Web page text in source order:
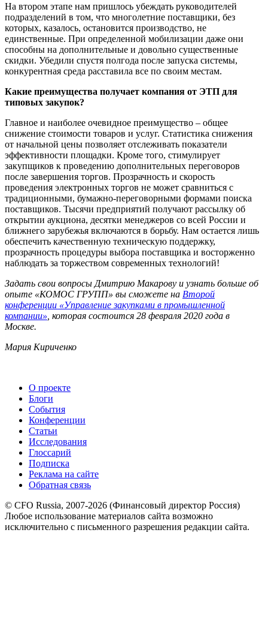
На втором этапе нам пришлось убеждать руководителей
подразделений в том, что многолетние поставщики, без
которых, казалось, остановится производство, не
единственные. При определенной мобилизации даже они
способны на дополнительные и довольно существенные
скидки. Убедили спустя полгода после запуска системы,
конкурентная среда расставила все по своим местам.
Какие преимущества получает компания от ЭТП для
типовых закупок?
Главное и наиболее очевидное преимущество – общее
снижение стоимости товаров и услуг. Статистика снижения
от начальной цены позволяет отслеживать показатели
эффективности площадки. Кроме того, стимулирует
закупщиков к проведению дополнительных переговоров
после завершения торгов. Прозрачность и скорость
проведения электронных торгов не может сравниться с
традиционными, бумажно-переговорными формами поиска
поставщиков. Тысячи предприятий получают рассылку об
открытии аукциона, десятки менеджеров со всей России и
ближнего зарубежья включаются в борьбу. Нам остается лишь
обеспечить качественную техническую поддержку,
прозрачность процедуры выбора поставщика и восторженно
наблюдать за торжеством современных технологий!
Задать свои вопросы Дмитрию Макарову и узнать больше об
опыте «КОМОС ГРУПП» вы сможете на Второй
конференции «Управление закупками в промышленной
компании» , которая состоится 28 февраля 2020 года в
Москве.
Мария Кириченко
О проекте
Блоги
События
Конференции
Статьи
Исследования
Глоссарий
Подписка
Реклама на сайте
Обратная связь
© CFO Russia, 2007-2026 (Финансовый директор Россия)
Любое использование материалов сайта возможно
исключительно с письменного разрешения редакции сайта.